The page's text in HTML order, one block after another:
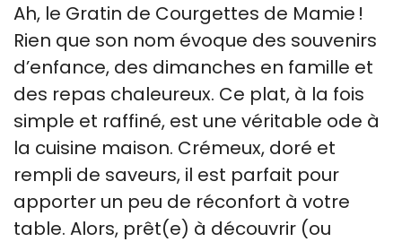
Ah, le Gratin de Courgettes de Mamie !
Rien que son nom évoque des souvenirs
d’enfance, des dimanches en famille et
des repas chaleureux. Ce plat, à la fois
simple et raffiné, est une véritable ode à
la cuisine maison. Crémeux, doré et
rempli de saveurs, il est parfait pour
apporter un peu de réconfort à votre
table. Alors, prêt(e) à découvrir (ou